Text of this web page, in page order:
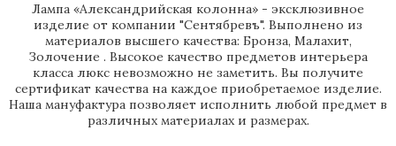
Лампа «Александрийская колонна» - эксклюзивное
изделие от компании "Сентябревъ". Выполнено из
материалов высшего качества: Бронза, Малахит,
Золочение . Высокое качество предметов интерьера
класса люкс невозможно не заметить. Вы получите
сертификат качества на каждое приобретаемое изделие.
Наша мануфактура позволяет исполнить любой предмет в
различных материалах и размерах.